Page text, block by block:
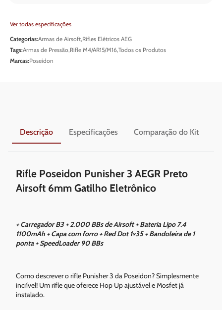
Ver todas especificações
Categorias:Armas de Airsoft,Rifles Elétricos AEG
Tags:Armas de Pressão,Rifle M4/AR15/M16,Todos os Produtos
Marcas:Poseidon
Descrição Especificações Comparação do Kit
Rifle Poseidon Punisher 3 AEGR Preto
Airsoft 6mm Gatilho Eletrônico
+ Carregador B3 + 2.000 BBs de Airsoft + Bateria Lipo 7.4
1100mAh + Capa com forro + Red Dot 1×35 + Bandoleira de 1
ponta + SpeedLoader 90 BBs
Como descrever o rifle Punisher 3 da Poseidon? Simplesmente
incrível! Um rifle que oferece Hop Up ajustável e Mosfet já
instalado.